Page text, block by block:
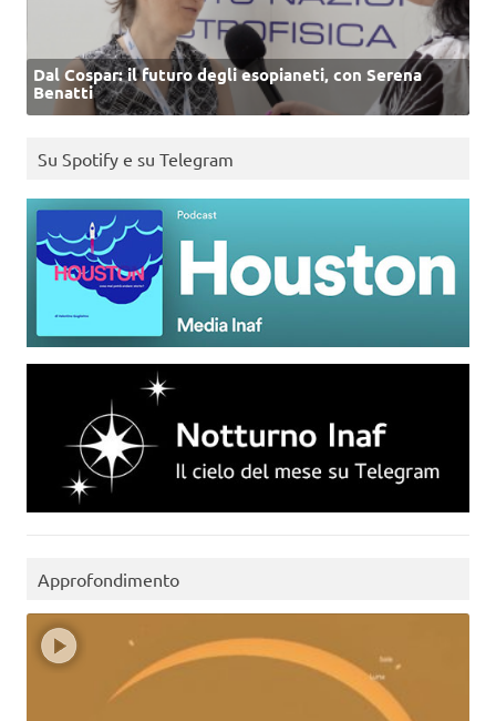
Dal Cospar: il futuro degli esopianeti, con Serena
Benatti
Su Spotify e su Telegram
Approfondimento